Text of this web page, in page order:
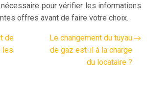
pour vérifier les informations
offres avant de faire votre choix.
de
les
Le changement du tuyau
de gaz est-il à la charge
du locataire ?